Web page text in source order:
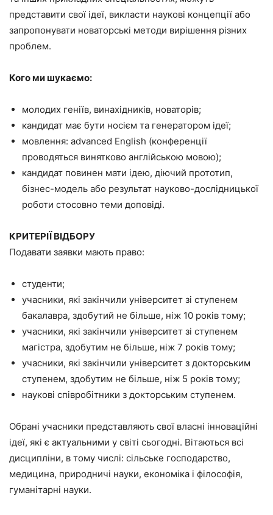
представити свої ідеї, викласти наукові концепції або
запропонувати новаторські методи вирішення різних
проблем.
Кого ми шукаємо:
молодих геніїв, винахідників, новаторів;
кандидат має бути носієм та генератором ідеї;
мовлення: advanced English (конференції
проводяться винятково англійською мовою);
кандидат повинен мати ідею, діючий прототип,
бізнес-модель або результат науково-дослідницької
роботи стосовно теми доповіді.
КРИТЕРІЇ ВІДБОРУ
Подавати заявки мають право:
студенти;
учасники, які закінчили університет зі ступенем
бакалавра, здобутий не більше, ніж 10 років тому;
учасники, які закінчили університет зі ступенем
магістра, здобутим не більше, ніж 7 років тому;
учасники, які закінчили університет з докторським
ступенем, здобутим не більше, ніж 5 років тому;
наукові співробітники з докторським ступенем.
Обрані учасники представляють свої власні інноваційні
ідеї, які є актуальними у світі сьогодні. Вітаються всі
дисципліни, в тому числі: сільське господарство,
медицина, природничі науки, економіка і філософія,
гуманітарні науки.